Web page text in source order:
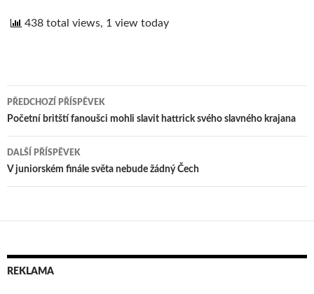
438 total views, 1 view today
Navigace
pro
příspěvek
PŘEDCHOZÍ PŘÍSPĚVEK
Početní britští fanoušci mohli slavit hattrick svého slavného krajana
DALŠÍ PŘÍSPĚVEK
V juniorském finále světa nebude žádný Čech
REKLAMA